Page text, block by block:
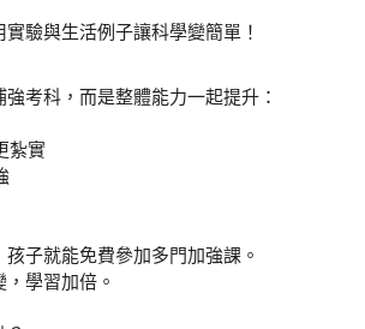
驗與生活例子讓科學變簡單！
考科，而是整體能力一起提升：
紮實
子就能免費參加多門加強課。
學習加倍。